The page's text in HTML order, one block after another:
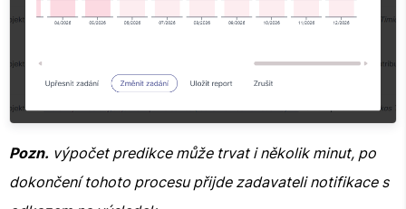
Pozn. výpočet predikce může trvat i několik minut, po
dokončení tohoto procesu přijde zadavateli notifikace s